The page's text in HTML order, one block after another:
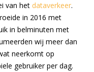
van het dataverkeer.
in 2016 met
in belminuten met
wij meer dan
neerkomt op
gebruiker per dag.